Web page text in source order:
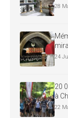
28
24
20
à
22